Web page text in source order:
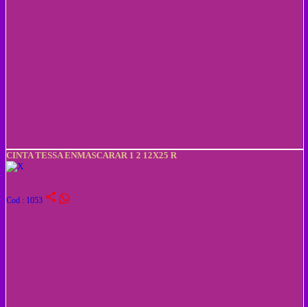
CINTA TESSA ENMASCARAR 1 2 12X25 R
Cod : 1053 share